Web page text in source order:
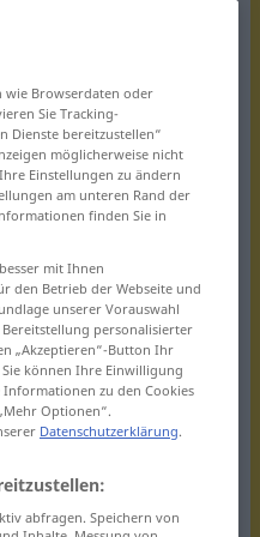
wie Browserdaten oder
Sie Tracking-
Dienste bereitzustellen“
möglicherweise nicht
Einstellungen zu ändern
am unteren Rand der
finden Sie in
mit Ihnen
den Betrieb der Webseite und
unserer Vorauswahl
personalisierter
„Akzeptieren“-Button Ihr
können Ihre Einwilligung
zu den Cookies
Optionen“.
Datenschutzerklärung.
abfragen. Speichern von